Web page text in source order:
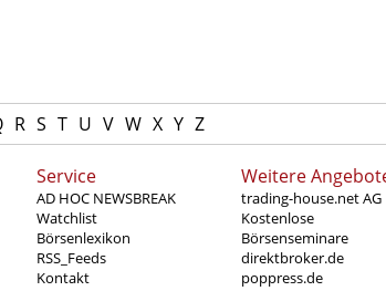
R S T U V W X Y Z
Service
AD HOC NEWSBREAK
Watchlist
Börsenlexikon
RSS_Feeds
Kontakt
Weitere
trading-house.net AG
Kostenlose
Börsenseminare
direktbroker.de
poppress.de